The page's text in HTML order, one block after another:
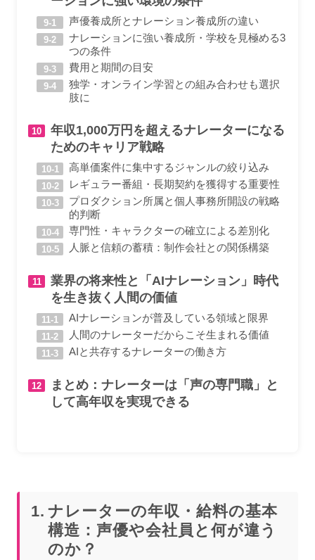
声優養成所とナレーション養成所の違い
ナレーションに強い養成所・学校を見極める3
つの条件
費用と期間の目安
独学・オンライン学習との組み合わせも選択
肢に
年収1,000万円を超えるナレーターになる
ためのキャリア戦略
高単価案件に集中するジャンルの絞り込み
レギュラー番組・長期契約を獲得する重要性
プロダクション所属と個人事務所開設の戦略
的判断
専門性・キャラクターの確立による差別化
人脈と信頼の蓄積：制作会社との関係構築
業界の将来性と「AIナレーション」時代
を生き抜く人間の価値
AIナレーションが普及している領域と限界
人間のナレーターだからこそ生まれる価値
AIと共存するナレーターの働き方
まとめ：ナレーターは「声の専門職」と
して高年収を実現できる
ナレーターの年収・給料の基本
構造：声優や会社員と何が違う
のか？